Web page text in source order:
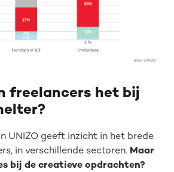
freelancers het bij
UNIZO geeft inzicht in het brede
in verschillende sectoren. Maar
bij de creatieve opdrachten?